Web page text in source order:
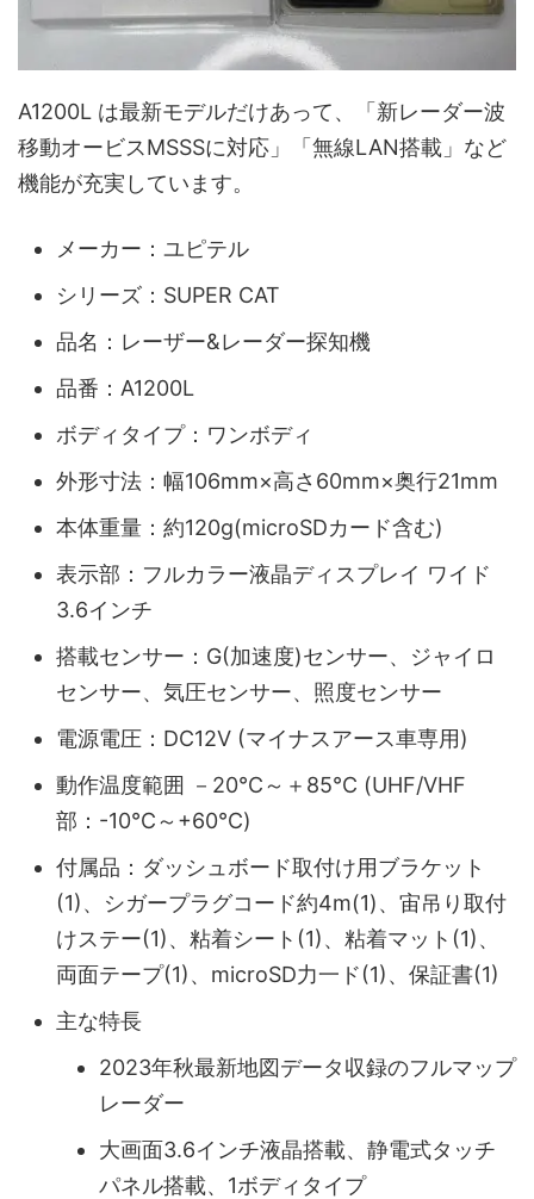
A1200L は最新モデルだけあって、「新レーダー波
移動オービスMSSSに対応」「無線LAN搭載」など
機能が充実しています。
メーカー：ユピテル
シリーズ：SUPER CAT
品名：レーザー&レーダー探知機
品番：A1200L
ボディタイプ：ワンボディ
外形寸法：幅106mm×高さ60mm×奥行21mm
本体重量：約120g(microSDカード含む)
表示部：フルカラー液晶ディスプレイ ワイド
3.6インチ
搭載センサー：G(加速度)センサー、ジャイロ
センサー、気圧センサー、照度センサー
電源電圧：DC12V (マイナスアース車専用)
動作温度範囲 －20℃～＋85℃ (UHF/VHF
部：-10℃～+60℃)
付属品：ダッシュボード取付け用ブラケット
(1)、シガープラグコード約4m(1)、宙吊り取付
けステー(1)、粘着シート(1)、粘着マット(1)、
両面テープ(1)、microSD力一ド(1)、保証書(1)
主な特長
2023年秋最新地図データ収録のフルマップ
レーダー
大画面3.6インチ液晶搭載、静電式タッチ
パネル搭載、1ボディタイプ